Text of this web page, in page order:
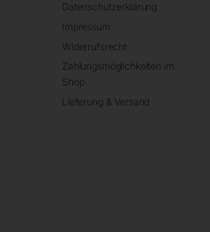
Datenschutzerklärung
Impressum
Widerrufsrecht
Zahlungsmöglichkeiten im
Shop
Lieferung & Versand